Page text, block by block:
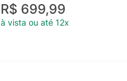
R$ 699,99
à vista ou até 12x